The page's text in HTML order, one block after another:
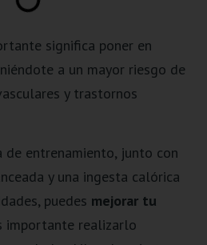
significa poner en
a un mayor riesgo de
y trastornos
de entrenamiento, junto con
y una ingesta calórica
puedes mejorar tu
importante realizarlo